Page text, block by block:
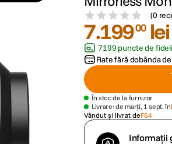
(0
7.19900 lei
7199 puncte de
Rate fără dobânda
În stoc de la furnizor
Livrare: de marți, 1 sept. în
Vândut și livrat deF64
Informații